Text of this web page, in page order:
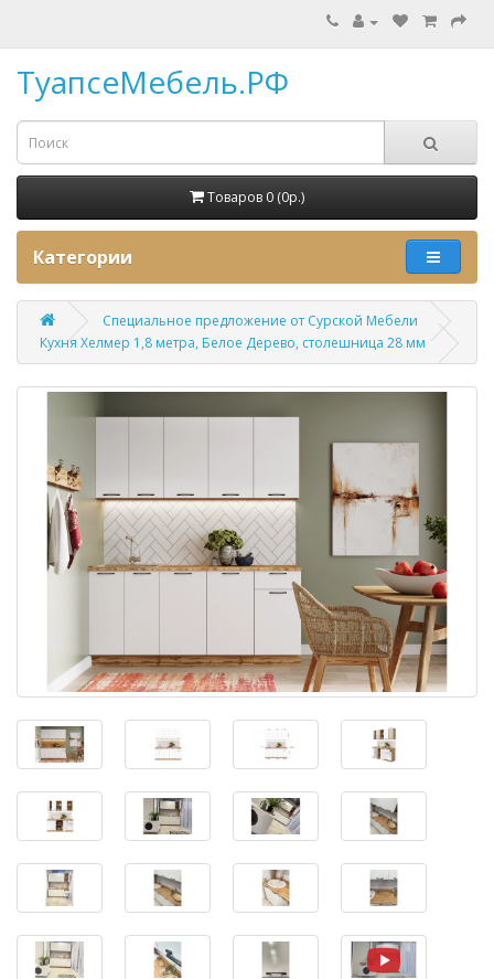
ТуапсеМебель.РФ
Товаров 0 (0p.)
Категории
Специальное предложение от Сурской Мебели
Кухня Хелмер 1,8 метра, Белое Дерево, столешница 28 мм